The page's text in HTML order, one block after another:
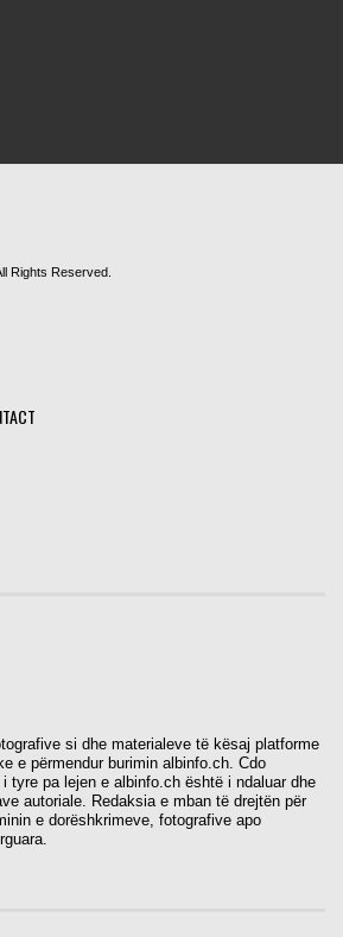
Rights Reserved.
si dhe materialeve të kësaj platforme
e përmendur burimin albinfo.ch. Cdo
tyre pa lejen e albinfo.ch është i ndaluar dhe
autoriale. Redaksia e mban të drejtën për
e dorëshkrimeve, fotografive apo